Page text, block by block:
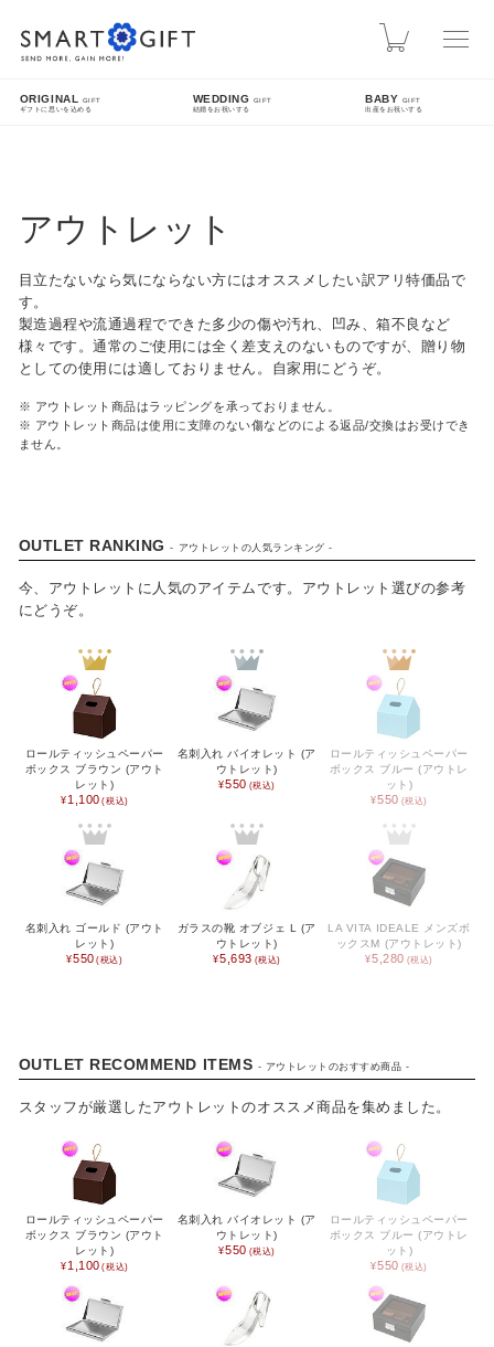
カート
ORIGINAL
GIFT
ギフトに思いを込める
WEDDING GIFT
結婚をお祝いする
BABY GIFT
出産をお祝いする
先日発生した熊本地震により被災された皆様に、心よりお見舞い申し上げます。現在、地震
合がございますので、配送状況は各配送業者のホームページをご確認ください。
SEARCH
詳細検索
FEATURE
CATEGORY
カタログギフト
食品 / 飲料
食器
キッチン用品
バス用品
生活雑貨
ファッション雑貨
アクセサリー雑貨
寝具
文具
携帯・スマホアクセサリー
フラワーギフト
アウトレット
目立たないなら気にならない方にはオススメしたい訳アリ特価品で
す。
製造過程や流通過程でできた多少の傷や汚れ、凹み、箱不良など
様々です。通常のご使用には全く差支えのないものですが、贈り物
としての使用には適しておりません。自家用にどうぞ。
※ アウトレット商品はラッピングを承っておりません。
※ アウトレット商品は使用に支障のない傷などのによる返品/交換はお受けでき
ません。
OUTLET RANKING- アウトレットの人気ランキング -
今、アウトレットに人気のアイテムです。アウトレット選びの参考
にどうぞ。
ロールティッシュペーパー
ボックス ブラウン (アウト
レット)
1,100
名刺入れ バイオレット (ア
ウトレット)
550
ロールティッシュペーパー
ボックス ブルー (アウトレ
ット)
550
名刺入れ ゴールド (アウト
レット)
550
ガラスの靴 オブジェ L (ア
ウトレット)
5,693
LA VITA IDEALE メンズボ
ックスM (アウトレット)
5,280
OUTLET RECOMMEND ITEMS - アウトレットのおすすめ商品 -
スタッフが厳選したアウトレットのオススメ商品を集めました。
ロールティッシュペーパー
ボックス ブラウン (アウト
レット)
1,100
名刺入れ バイオレット (ア
ウトレット)
550
ロールティッシュペーパー
ボックス ブルー (アウトレ
ット)
550